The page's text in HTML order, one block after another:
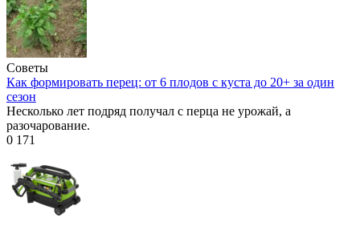
Советы
Как формировать перец: от 6 плодов с куста до 20+ за один
сезон
Несколько лет подряд получал с перца не урожай, а
разочарование.
0 171